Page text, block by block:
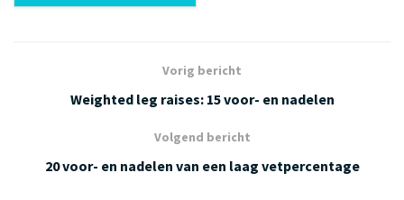
Vorig bericht
Weighted leg raises: 15 voor- en nadelen
Volgend bericht
20 voor- en nadelen van een laag vetpercentage